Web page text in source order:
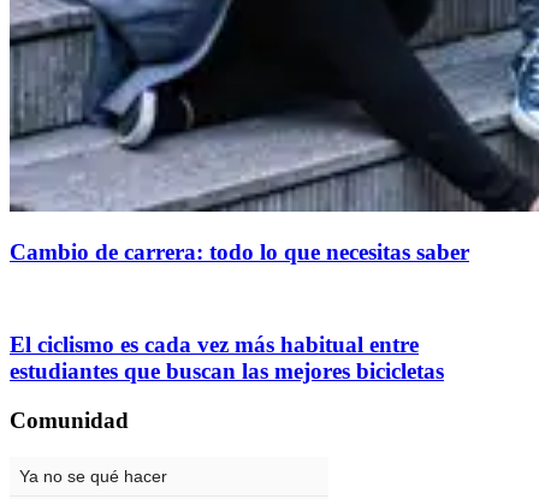
Cambio de carrera: todo lo que necesitas saber
El ciclismo es cada vez más habitual entre
estudiantes que buscan las mejores bicicletas
Comunidad